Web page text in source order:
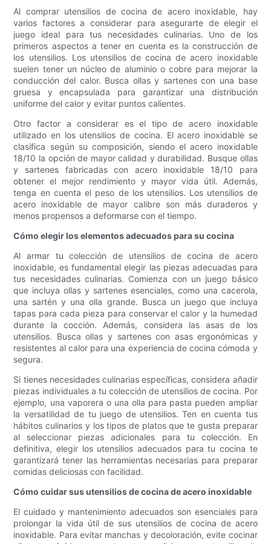
Al comprar utensilios de cocina de acero inoxidable, hay
varios factores a considerar para asegurarte de elegir el
juego ideal para tus necesidades culinarias. Uno de los
primeros aspectos a tener en cuenta es la construcción de
los utensilios. Los utensilios de cocina de acero inoxidable
suelen tener un núcleo de aluminio o cobre para mejorar la
conducción del calor. Busca ollas y sartenes con una base
gruesa y encapsulada para garantizar una distribución
uniforme del calor y evitar puntos calientes.
Otro factor a considerar es el tipo de acero inoxidable
utilizado en los utensilios de cocina. El acero inoxidable se
clasifica según su composición, siendo el acero inoxidable
18/10 la opción de mayor calidad y durabilidad. Busque ollas
y sartenes fabricadas con acero inoxidable 18/10 para
obtener el mejor rendimiento y mayor vida útil. Además,
tenga en cuenta el peso de los utensilios. Los utensilios de
acero inoxidable de mayor calibre son más duraderos y
menos propensos a deformarse con el tiempo.
Cómo elegir los elementos adecuados para su cocina
Al armar tu colección de utensilios de cocina de acero
inoxidable, es fundamental elegir las piezas adecuadas para
tus necesidades culinarias. Comienza con un juego básico
que incluya ollas y sartenes esenciales, como una cacerola,
una sartén y una olla grande. Busca un juego que incluya
tapas para cada pieza para conservar el calor y la humedad
durante la cocción. Además, considera las asas de los
utensilios. Busca ollas y sartenes con asas ergonómicas y
resistentes al calor para una experiencia de cocina cómoda y
segura.
Si tienes necesidades culinarias específicas, considera añadir
piezas individuales a tu colección de utensilios de cocina. Por
ejemplo, una vaporera o una olla para pasta pueden ampliar
la versatilidad de tu juego de utensilios. Ten en cuenta tus
hábitos culinarios y los tipos de platos que te gusta preparar
al seleccionar piezas adicionales para tu colección. En
definitiva, elegir los utensilios adecuados para tu cocina te
garantizará tener las herramientas necesarias para preparar
comidas deliciosas con facilidad.
Cómo cuidar sus utensilios de cocina de acero inoxidable
El cuidado y mantenimiento adecuados son esenciales para
prolongar la vida útil de sus utensilios de cocina de acero
inoxidable. Para evitar manchas y decoloración, evite cocinar